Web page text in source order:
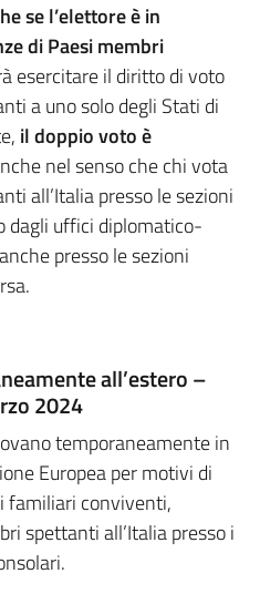
se l’elettore è in
di Paesi membri
esercitare il diritto di voto
a uno solo degli Stati di
il doppio voto è
nel senso che chi vota
all’Italia presso le sezioni
dagli uffici diplomatico-
presso le sezioni
all’estero –
2024
temporaneamente in
Europea per motivi di
familiari conviventi,
spettanti all’Italia presso i